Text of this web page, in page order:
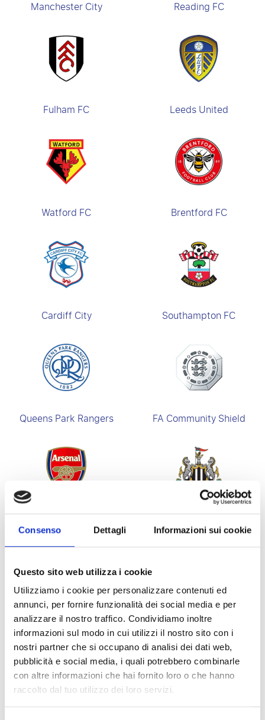
Consenso Dettagli Informazioni sui cookie
Questo sito web utilizza i cookie
Utilizziamo i cookie per personalizzare contenuti ed
annunci, per fornire funzionalità dei social media e per
analizzare il nostro traffico. Condividiamo inoltre
informazioni sul modo in cui utilizzi il nostro sito con i
nostri partner che si occupano di analisi dei dati web,
pubblicità e social media, i quali potrebbero combinarle
con altre informazioni che hai fornito loro o che hanno
raccolto dal tuo utilizzo dei loro servizi.
Manchester City Reading FC
Fulham FC Leeds United
Watford FC Brentford FC
Cardiff City Southampton FC
Queens Park Rangers FA Community Shield
West Bromwich Albion Stoke City FC